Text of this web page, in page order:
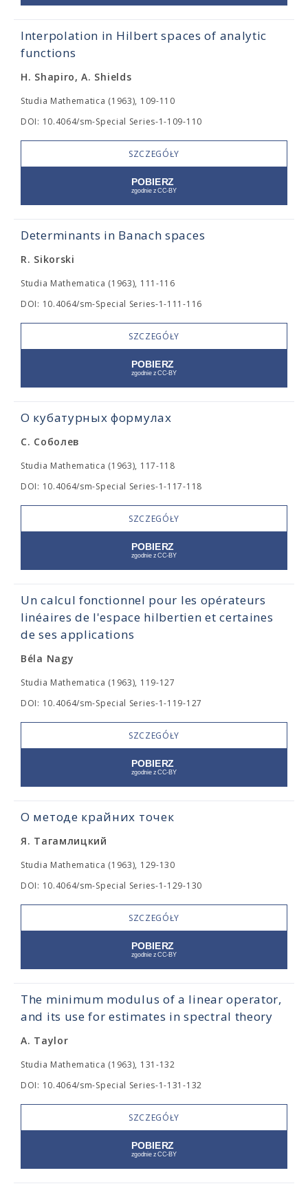
Interpolation in Hilbert spaces of analytic
functions
H. Shapiro, A. Shields
Studia Mathematica (1963), 109-110
DOI: 10.4064/sm-Special Series-1-109-110
SZCZEGÓŁY
Determinants in Banach spaces
R. Sikorski
Studia Mathematica (1963), 111-116
DOI: 10.4064/sm-Special Series-1-111-116
SZCZEGÓŁY
О кубатурных формулах
С. Соболев
Studia Mathematica (1963), 117-118
DOI: 10.4064/sm-Special Series-1-117-118
SZCZEGÓŁY
Un calcul fonctionnel pour les opérateurs
linéaires de l'espace hilbertien et certaines
de ses applications
Béla Nagy
Studia Mathematica (1963), 119-127
DOI: 10.4064/sm-Special Series-1-119-127
SZCZEGÓŁY
О методе крайних точек
Я. Тагамлицкий
Studia Mathematica (1963), 129-130
DOI: 10.4064/sm-Special Series-1-129-130
SZCZEGÓŁY
The minimum modulus of a linear operator,
and its use for estimates in spectral theory
A. Taylor
Studia Mathematica (1963), 131-132
DOI: 10.4064/sm-Special Series-1-131-132
SZCZEGÓŁY